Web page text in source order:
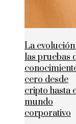
La
las pruebas
cero desde
cripto hasta
mundo
corporativo